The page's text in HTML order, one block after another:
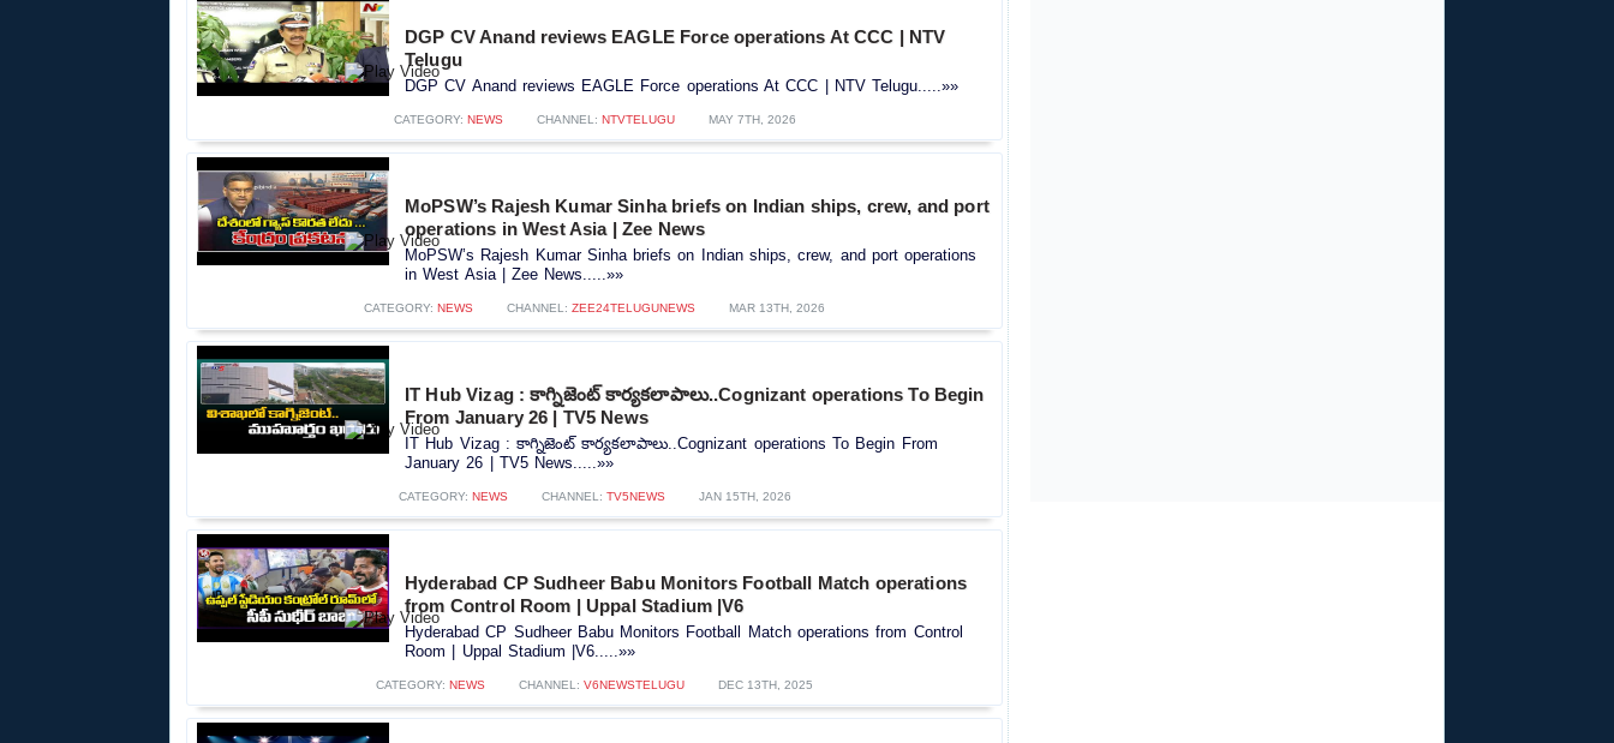
DGP CV Anand reviews EAGLE Force operations At CCC | NTV
Telugu
DGP CV Anand reviews EAGLE Force operations At CCC | NTV Telugu.....»»
CATEGORY: NEWS CHANNEL: NTVTELUGU MAY 7TH, 2026
MoPSW’s Rajesh Kumar Sinha briefs on Indian ships, crew, and port
operations in West Asia | Zee News
MoPSW’s Rajesh Kumar Sinha briefs on Indian ships, crew, and port operations
in West Asia | Zee News.....»»
CATEGORY: NEWS CHANNEL: ZEE24TELUGUNEWS MAR 13TH, 2026
IT Hub Vizag : కాగ్నిజెంట్ కార్యకలాపాలు..Cognizant operations To Begin
From January 26 | TV5 News
IT Hub Vizag : కాగ్నిజెంట్ కార్యకలాపాలు..Cognizant operations To Begin From
January 26 | TV5 News.....»»
CATEGORY: NEWS CHANNEL: TV5NEWS JAN 15TH, 2026
Hyderabad CP Sudheer Babu Monitors Football Match operations
from Control Room | Uppal Stadium |V6
Hyderabad CP Sudheer Babu Monitors Football Match operations from Control
Room | Uppal Stadium |V6.....»»
CATEGORY: NEWS CHANNEL: V6NEWSTELUGU DEC 13TH, 2025